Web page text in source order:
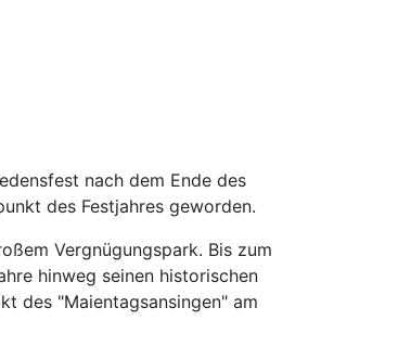
nach dem Ende des
des Festjahres geworden.
Vergnügungspark. Bis zum
hinweg seinen historischen
des "Maientagsansingen" am